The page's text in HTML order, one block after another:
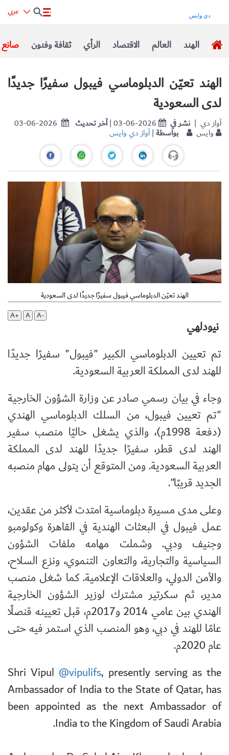
صانع ثقافة وفنون الرأي الاقتصاد العالم الهند
الهند تعيّن الدبلوماسي فيبول سفيرًا جديدًا
لدى السعودية
03-06-2026 آخر تحديث| 03-06-2026 نشر في | آواز دي
وايس بواسطة|آواز دي وايس
الهند تعيّن الدبلوماسي فيبول سفيرًا جديدًا لدى السعودية
A+
A A-
تم تعيين الدبلوماسي الكبير "فيبول" سفيرًا جديدًا
للهند لدى المملكة العربية السعودية.
وجاء في بيان رسمي صادر عن وزارة الشؤون الخارجية
"تم تعيين فيبول، من السلك الدبلوماسي الهندي
(دفعة 1998م)، والذي يشغل حاليًا منصب سفير
الهند لدى قطر، سفيرًا جديدًا للهند لدى المملكة
العربية السعودية. ومن المتوقع أن يتولى مهام منصبه
الجديد قريبًا".
وعلى مدى مسيرة دبلوماسية امتدت لأكثر من عقدين،
عمل فيبول في البعثات الهندية في القاهرة وكولومبو
وجنيف ودبي. وشملت مهامه ملفات الشؤون
السياسية والتجارية، والتعاون التنموي، ونزع السلاح،
والأمن الدولي، والعلاقات الإعلامية. كما شغل منصب
مدير، ثم سكرتير مشترك لوزير الشؤون الخارجية
الهندي بين عامي 2014 و2017م، قبل تعيينه قنصلًا
عامًا للهند في دبي، وهو المنصب الذي استمر فيه حتى
عام 2020م.
Shri Vipul @vipulifs, presently serving as the
Ambassador of India to the State of Qatar, has
been appointed as the next Ambassador of
India to the Kingdom of Saudi Arabia.